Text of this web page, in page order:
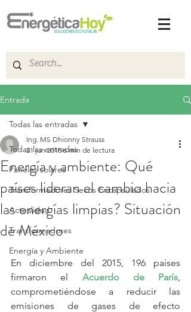
Entrada
Todas las entradas
Paneles solares
Transformadores Secos Encapsulados
Actualidad
Transformadores
Energía y Ambiente
Todas las entradas
Energía y ambiente: Qué
países lideran el cambio hacia
las energías limpias? Situación
de México
Ing. MS Dhionny Strauss
21 jun 2018 6 min de lectura
En diciembre del 2015, 196 países
firmaron el Acuerdo de París,
comprometiéndose a reducir las
emisiones de gases de efecto